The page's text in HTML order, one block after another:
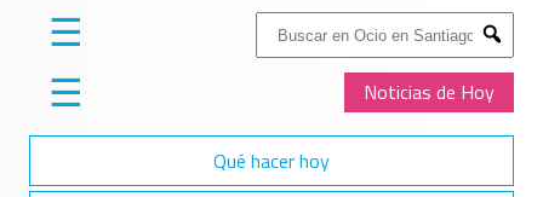
Buscar:
Submit
Noticias de Hoy
☰
☰
Qué hacer hoy